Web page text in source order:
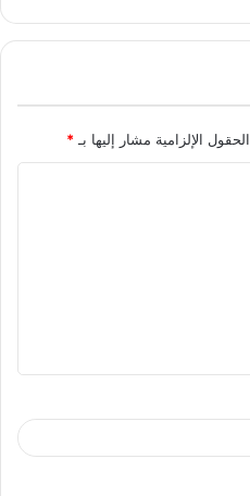
الحقول الإلزامية مشار إليها بـ*